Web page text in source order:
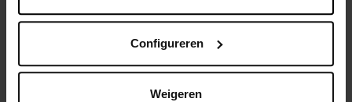
Configureren
Weigeren
races petites et moyennes